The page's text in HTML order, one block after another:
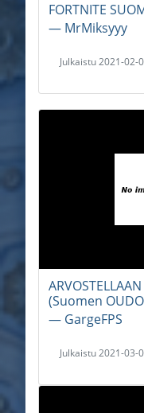
FORTNITE
― MrMiksyyy
Julkaistu 2021-
(Suomen
― GargeFPS
Julkaistu 2021-